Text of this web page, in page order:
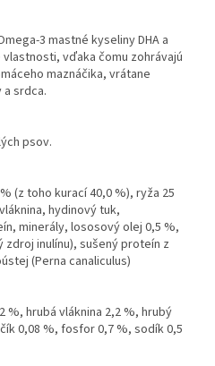
3 mastné kyseliny DHA a
vďaka čomu zohrávajú
maznáčika, vrátane
srdca.
psov.
(z toho kurací 40,0 %), ryža 25
hydinový tuk,
minerály, lososový olej 0,5 %,
inulínu), sušený proteín z
(Perna canaliculus)
%, hrubá vláknina 2,2 %, hrubý
0,08 %, fosfor 0,7 %, sodík 0,5